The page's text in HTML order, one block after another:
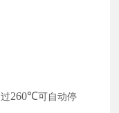
260℃可自动停